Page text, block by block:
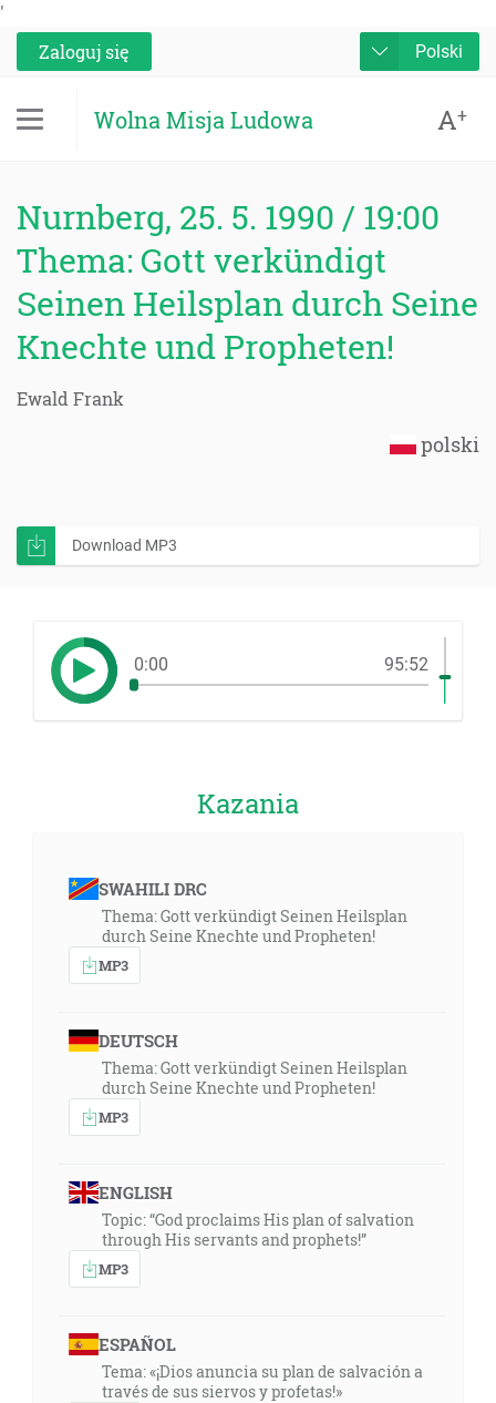
'
Zaloguj się
Polski
Wolna Misja Ludowa A+
Nurnberg, 25. 5. 1990 / 19:00
Thema: Gott verkündigt
Seinen Heilsplan durch Seine
Knechte und Propheten!
Ewald Frank
polski
Download MP3
0:00 95:52
Kazania
SWAHILI DRC
Thema: Gott verkündigt Seinen Heilsplan
durch Seine Knechte und Propheten!
MP3
DEUTSCH
Thema: Gott verkündigt Seinen Heilsplan
durch Seine Knechte und Propheten!
MP3
ENGLISH
Topic: “God proclaims His plan of salvation
through His servants and prophets!”
MP3
ESPAÑOL
Tema: «¡Dios anuncia su plan de salvación a
través de sus siervos y profetas!»